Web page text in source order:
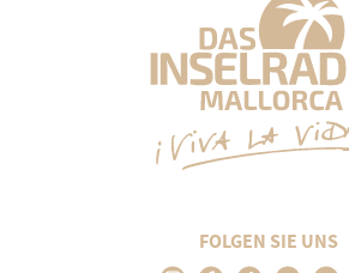
FOLGEN SIE UNS